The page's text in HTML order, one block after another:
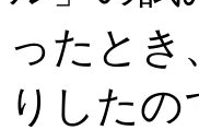
ったと
りした